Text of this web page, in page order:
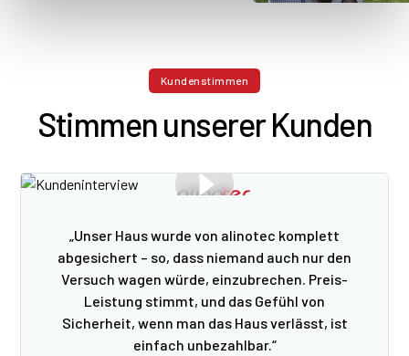
Kundenstimmen
Stimmen unserer Kunden
„Unser Haus wurde von alinotec komplett
abgesichert – so, dass niemand auch nur den
Versuch wagen würde, einzubrechen. Preis-
Leistung stimmt, und das Gefühl von
Sicherheit, wenn man das Haus verlässt, ist
einfach unbezahlbar.“